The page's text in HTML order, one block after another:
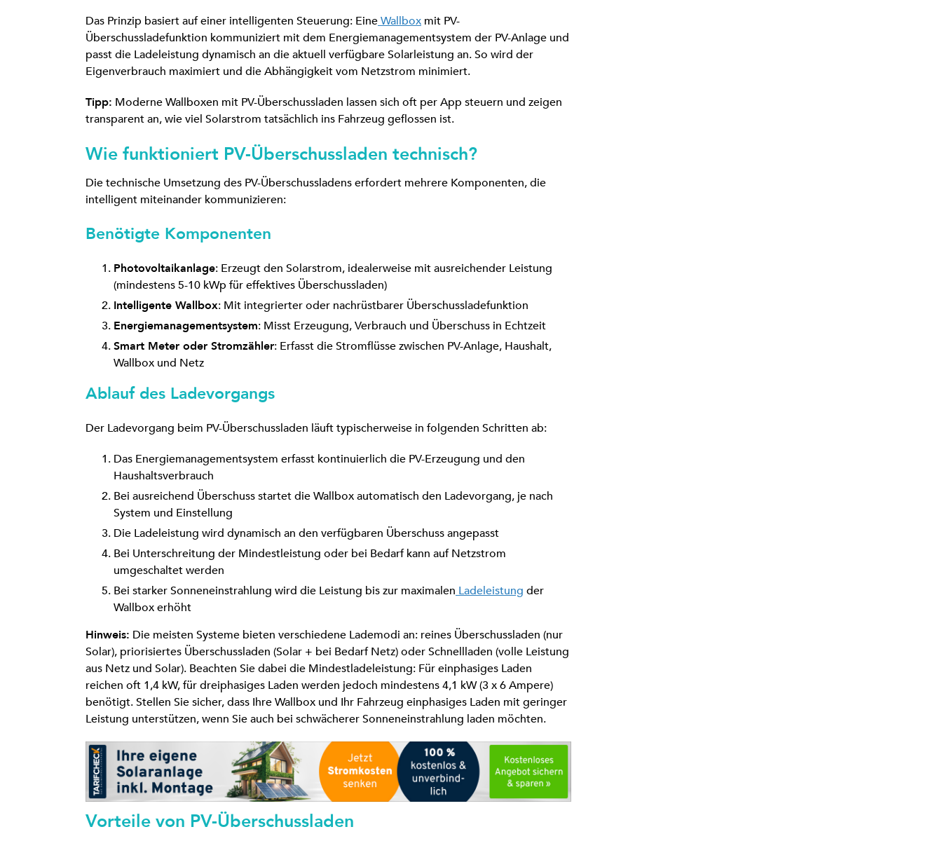
Das Prinzip basiert auf einer intelligenten Steuerung: EineWallbox mit PV-
Überschussladefunktion kommuniziert mit dem Energiemanagementsystem der PV-Anlage und
passt die Ladeleistung dynamisch an die aktuell verfügbare Solarleistung an. So wird der
Eigenverbrauch maximiert und die Abhängigkeit vom Netzstrom minimiert.
Tipp: Moderne Wallboxen mit PV-Überschussladen lassen sich oft per App steuern und zeigen
transparent an, wie viel Solarstrom tatsächlich ins Fahrzeug geflossen ist.
Wie funktioniert PV-Überschussladen technisch?
Die technische Umsetzung des PV-Überschussladens erfordert mehrere Komponenten, die
intelligent miteinander kommunizieren:
Benötigte Komponenten
Photovoltaikanlage: Erzeugt den Solarstrom, idealerweise mit ausreichender Leistung
(mindestens 5-10 kWp für effektives Überschussladen)
Intelligente Wallbox: Mit integrierter oder nachrüstbarer Überschussladefunktion
Energiemanagementsystem: Misst Erzeugung, Verbrauch und Überschuss in Echtzeit
Smart Meter oder Stromzähler: Erfasst die Stromflüsse zwischen PV-Anlage, Haushalt,
Wallbox und Netz
Ablauf des Ladevorgangs
Der Ladevorgang beim PV-Überschussladen läuft typischerweise in folgenden Schritten ab:
Das Energiemanagementsystem erfasst kontinuierlich die PV-Erzeugung und den
Haushaltsverbrauch
Bei ausreichend Überschuss startet die Wallbox automatisch den Ladevorgang, je nach
System und Einstellung
Die Ladeleistung wird dynamisch an den verfügbaren Überschuss angepasst
Bei Unterschreitung der Mindestleistung oder bei Bedarf kann auf Netzstrom
umgeschaltet werden
Bei starker Sonneneinstrahlung wird die Leistung bis zur maximalen Ladeleistung der
Wallbox erhöht
Hinweis: Die meisten Systeme bieten verschiedene Lademodi an: reines Überschussladen (nur
Solar), priorisiertes Überschussladen (Solar + bei Bedarf Netz) oder Schnellladen (volle Leistung
aus Netz und Solar). Beachten Sie dabei die Mindestladeleistung: Für einphasiges Laden
reichen oft 1,4 kW, für dreiphasiges Laden werden jedoch mindestens 4,1 kW (3 x 6 Ampere)
benötigt. Stellen Sie sicher, dass Ihre Wallbox und Ihr Fahrzeug einphasiges Laden mit geringer
Leistung unterstützen, wenn Sie auch bei schwächerer Sonneneinstrahlung laden möchten.
Vorteile von PV-Überschussladen